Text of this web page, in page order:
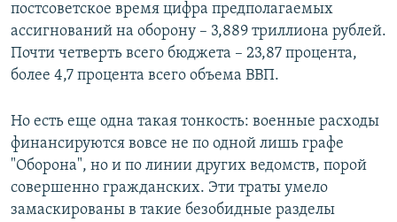
постсоветское время цифра предполагаемых
ассигнований на оборону – 3,889 триллиона рублей.
Почти четверть всего бюджета – 23,87 процента,
более 4,7 процента всего объема ВВП.
Но есть еще одна такая тонкость: военные расходы
финансируются вовсе не по одной лишь графе
"Оборона", но и по линии других ведомств, порой
совершенно гражданских. Эти траты умело
замаскированы в такие безобидные разделы